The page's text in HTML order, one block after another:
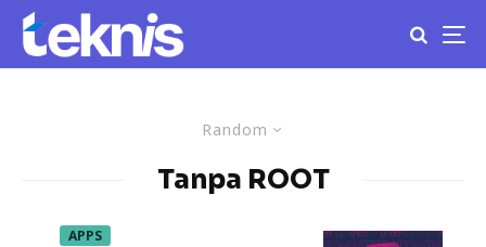
Random
Tanpa ROOT
APPS